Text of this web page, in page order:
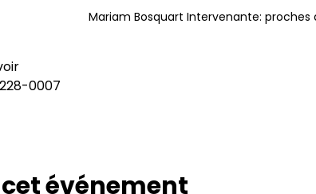
Mariam Bosquart Intervenante: proches
0007
événement